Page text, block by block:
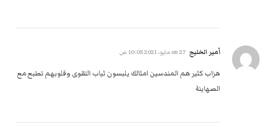
أمير الخليج 27 مايو، 2021 10:05 ص
هزاب كثير هم المندسين امثالك يلبسون ثياب التقوى وقلوبهم تطبع مع
الصهاينة